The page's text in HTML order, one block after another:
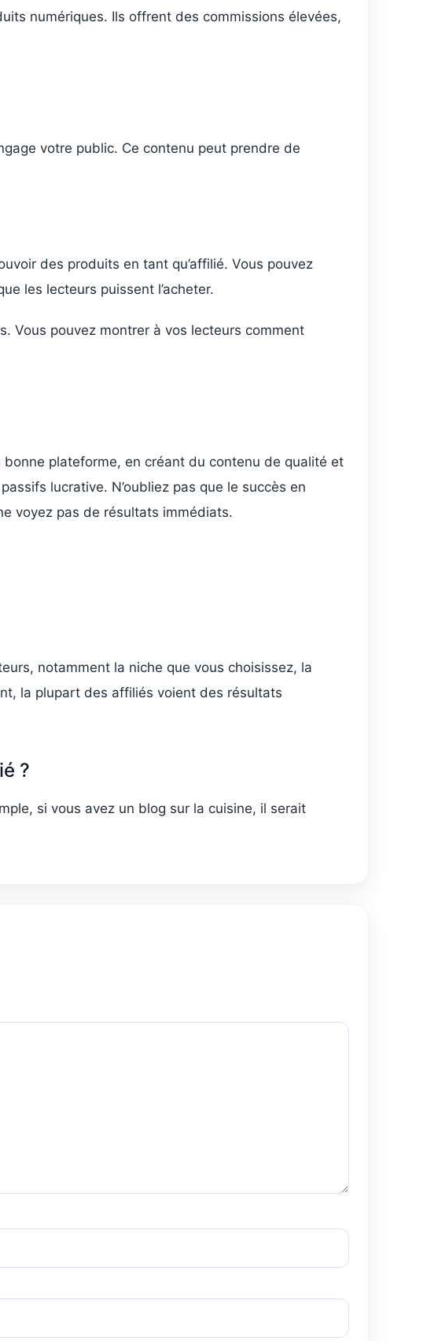
numériques. Ils offrent des commissions élevées,
votre public. Ce contenu peut prendre de
des produits en tant qu’affilié. Vous pouvez
les lecteurs puissent l’acheter.
Vous pouvez montrer à vos lecteurs comment
bonne plateforme, en créant du contenu de qualité et
lucrative. N’oubliez pas que le succès en
voyez pas de résultats immédiats.
notamment la niche que vous choisissez, la
la plupart des affiliés voient des résultats
?
si vous avez un blog sur la cuisine, il serait